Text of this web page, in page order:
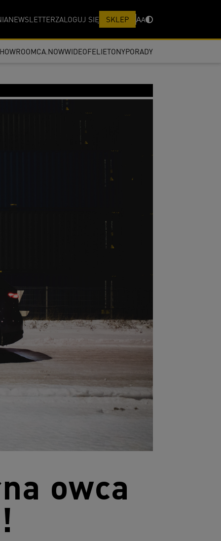
NEWSLETTERZALOGUJ SIĘ SKLEP AA
CA.NOWWIDEOFELIETONYPORADY
owca